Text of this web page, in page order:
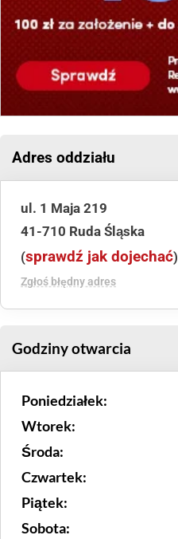
Adres oddziału
ul. 1 Maja 219
41-710 Ruda Śląska
(sprawdź jak dojechać)
Zgłoś błędny adres
Godziny otwarcia
Poniedziałek:
Wtorek:
Środa:
Czwartek:
Piątek:
Sobota: